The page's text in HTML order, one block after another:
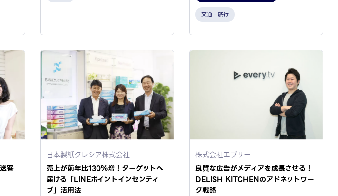
交通・旅行
客
日本製紙クレシア株式会社
売上が前年比130％増！ターゲットへ
届ける「LINEポイントインセンティ
ブ」活用法
株式会社エブリー
良質な広告がメディアを成長させる！
DELISH KITCHENのアドネットワー
ク戦略